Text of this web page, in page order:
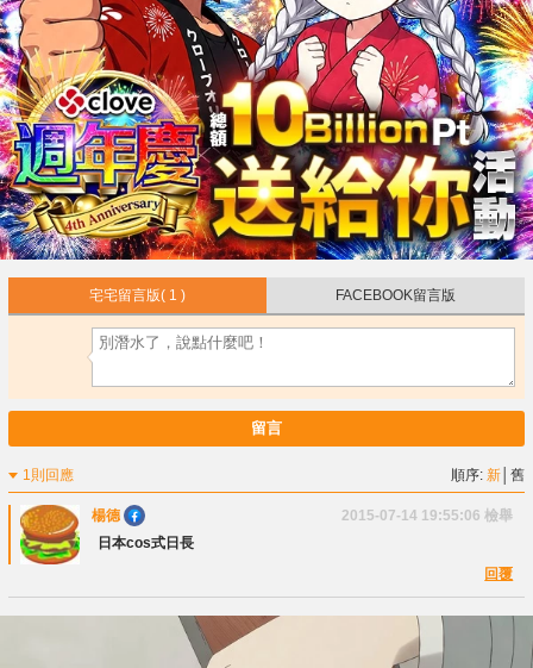
宅宅留言版( 1 ) FACEBOOK留言版
留言
1則回應 順序:新 │舊
楊德 2015-07-14 19:55:06 檢舉
日本cos式日長
回覆